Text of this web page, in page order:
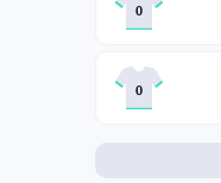
0
0